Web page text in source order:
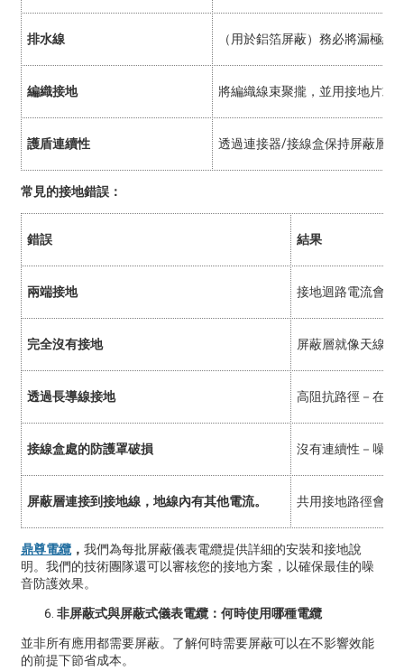
排水線 （用於鋁箔屏蔽）務必將漏極線
編織接地 將編織線束聚攏，並用接地片或
護盾連續性 透過連接器/接線盒保持屏蔽層的
常見的接地錯誤：
錯誤 結果
兩端接地 接地迴路電流會引
完全沒有接地 屏蔽層就像天線一
透過長導線接地 高阻抗路徑－在高
接線盒處的防護罩破損 沒有連續性－噪音
屏蔽層連接到接地線，地線內有其他電流。 共用接地路徑會引
鼎尊電纜， 我們為每批屏蔽儀表電纜提供詳細的安裝和接地說
明。我們的技術團隊還可以審核您的接地方案，以確保最佳的噪
音防護效果。
非屏蔽式與屏蔽式儀表電纜：何時使用哪種電纜
並非所有應用都需要屏蔽。了解何時需要屏蔽可以在不影響效能
的前提下節省成本。